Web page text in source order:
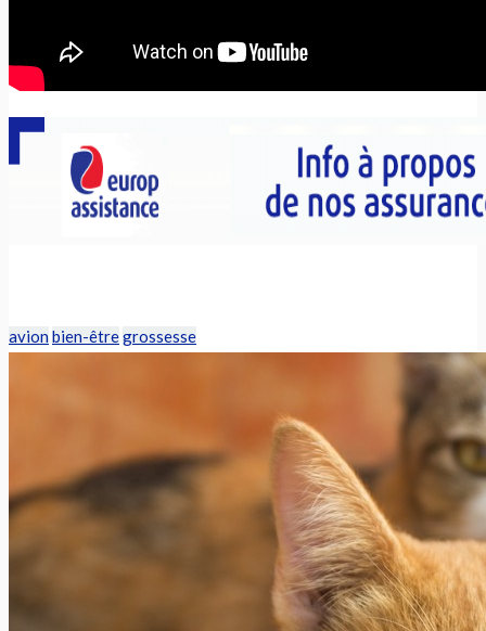
avion bien-êtregrossesse